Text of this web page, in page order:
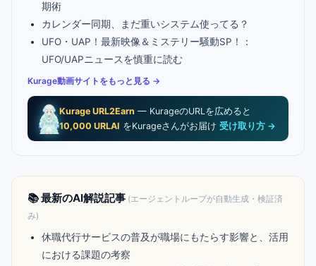
期術
カレンダー同期、まだ重いシステム使ってる？
UFO・UAP！最新映像＆ミステリー騒動SP！：
UFO/UAPニュースを慎重に読む
Kurage動画サイトをもっと見る →
Kurage URL2Earn — KurageのURLを広めると
10,000 URLAI をKurageさんがお届け受け取り方 →
📚 最新のAI解説記事 (エージェントループが自動生成・検証済
み)
休職代行サービスの普及が職場にもたらす影響と、活用
における課題の考察